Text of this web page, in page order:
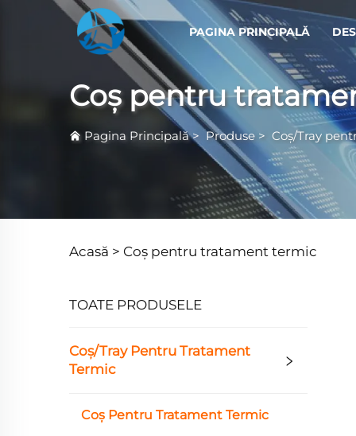
PAGINA PRINCIPALĂ
Coș pentru
Pagina Principală>Produse > Coș/Tray
Acasă > Coș pentru tratament termic
TOATE PRODUSELE
Coș/Tray Pentru Tratament
Termic
Coș Pentru Tratament Termic